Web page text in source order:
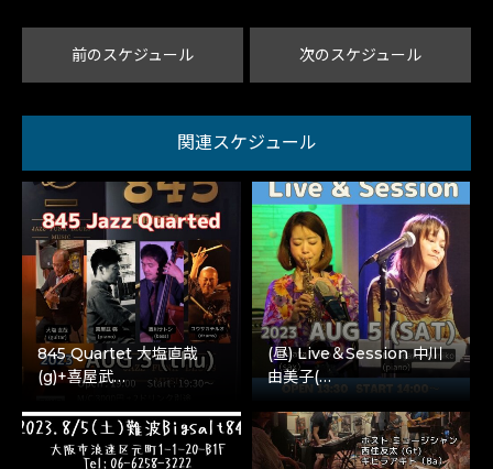
前のスケジュール 次のスケジュール
関連スケジュール
845 Quartet 大塩直哉
(g)+喜屋武…
(昼) Live＆Session 中川
由美子(…